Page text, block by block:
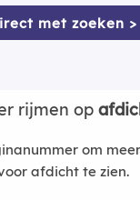
met zoeken >
rijmen op
om
afdicht te zien.